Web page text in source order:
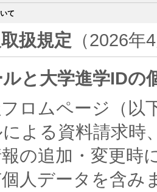
て
扱規定 （2026
と大学進学IDの
ロムページ（以
よる資料請求時
の追加・変更時
人データを含み